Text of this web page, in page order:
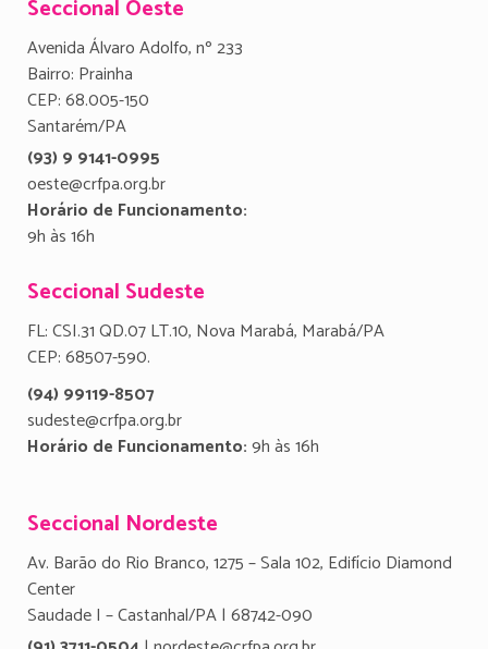
Seccional Oeste
Avenida Álvaro Adolfo, nº 233
Bairro: Prainha
CEP: 68.005-150
Santarém/PA
(93) 9 9141-0995
oeste@crfpa.org.br
Horário de Funcionamento:
9h às 16h
Seccional Sudeste
FL: CSI.31 QD.07 LT.10, Nova Marabá, Marabá/PA
CEP: 68507-590.
(94) 99119-8507
sudeste@crfpa.org.br
Horário de Funcionamento:9h às 16h
Seccional Nordeste
Av. Barão do Rio Branco, 1275 – Sala 102, Edifício Diamond
Center
Saudade I – Castanhal/PA | 68742-090